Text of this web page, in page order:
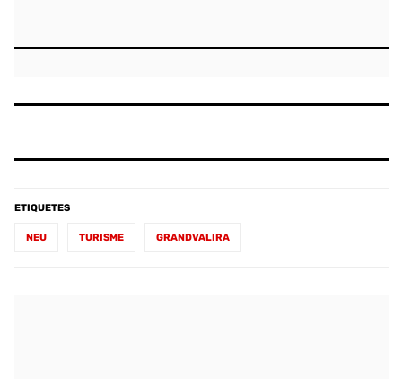
ETIQUETES
NEU TURISME GRANDVALIRA